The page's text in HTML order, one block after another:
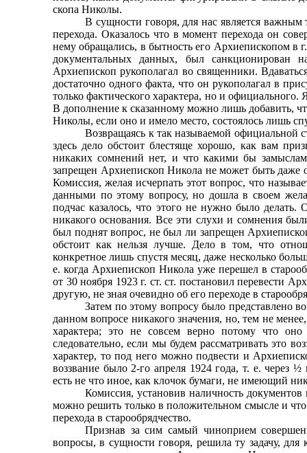
скопа Николы.
В сущности говоря, для нас является
перехода. Оказалось что в момент перехода он
нему обращались, в бытность его Архиепископом в
документальных данных, был санкционирован
Архиепископ рукополагал во священники.
достаточно одного факта, что он рукополагал в
только фактического характера, но и
В дополнение к сказанному можно лишь добавить,
Николы, если оно и имело место, состоялось лишь
Возвращаясь к так называемой официальной
здесь дело обстоит блестяще хорошо, как вам
никаких сомнений нет, и что какими бы
запрещен Архиепископ Никола не может быть даже
Комиссия, желая исчерпать этот вопрос, что
данными по этому вопросу, но дошла в своем
подчас казалось, что этого не нужно было
никакого основания. Все эти слухи и сомнения
был поднят вопрос, не был ли запрещен
обстоит как нельзя лучше. Дело в том, что
конкретное лишь спустя месяц, даже несколько
е. когда Архиепископ Никола уже перешел в
от 30 ноября 1923 г. ст. ст. постановил перевести
другую, не зная очевидно об его переходе в
Затем по этому вопросу было представлено
данном вопросе никакого значения, но, тем не
характера; это не совсем верно потому что
следовательно, если мы будем рассматривать это
характер, то под него можно подвести и
воззвание было 2-го апреля 1924 года, т. е. через
есть не что иное, как клочок бумаги, не имеющий
Комиссия, установив наличность
можно решить только в положительном смысле и
перехода в старообрядчество.
Признав за сим самый чиноприем
вопросы, в сущности говоря, решила ту задачу, для